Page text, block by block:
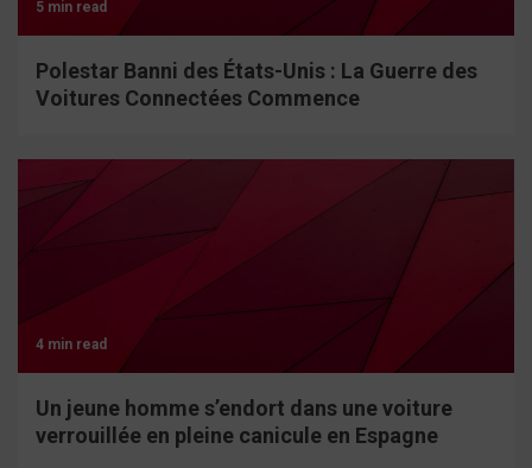
5 min read
Polestar Banni des États-Unis : La Guerre des
Voitures Connectées Commence
4 min read
Un jeune homme s’endort dans une voiture
verrouillée en pleine canicule en Espagne